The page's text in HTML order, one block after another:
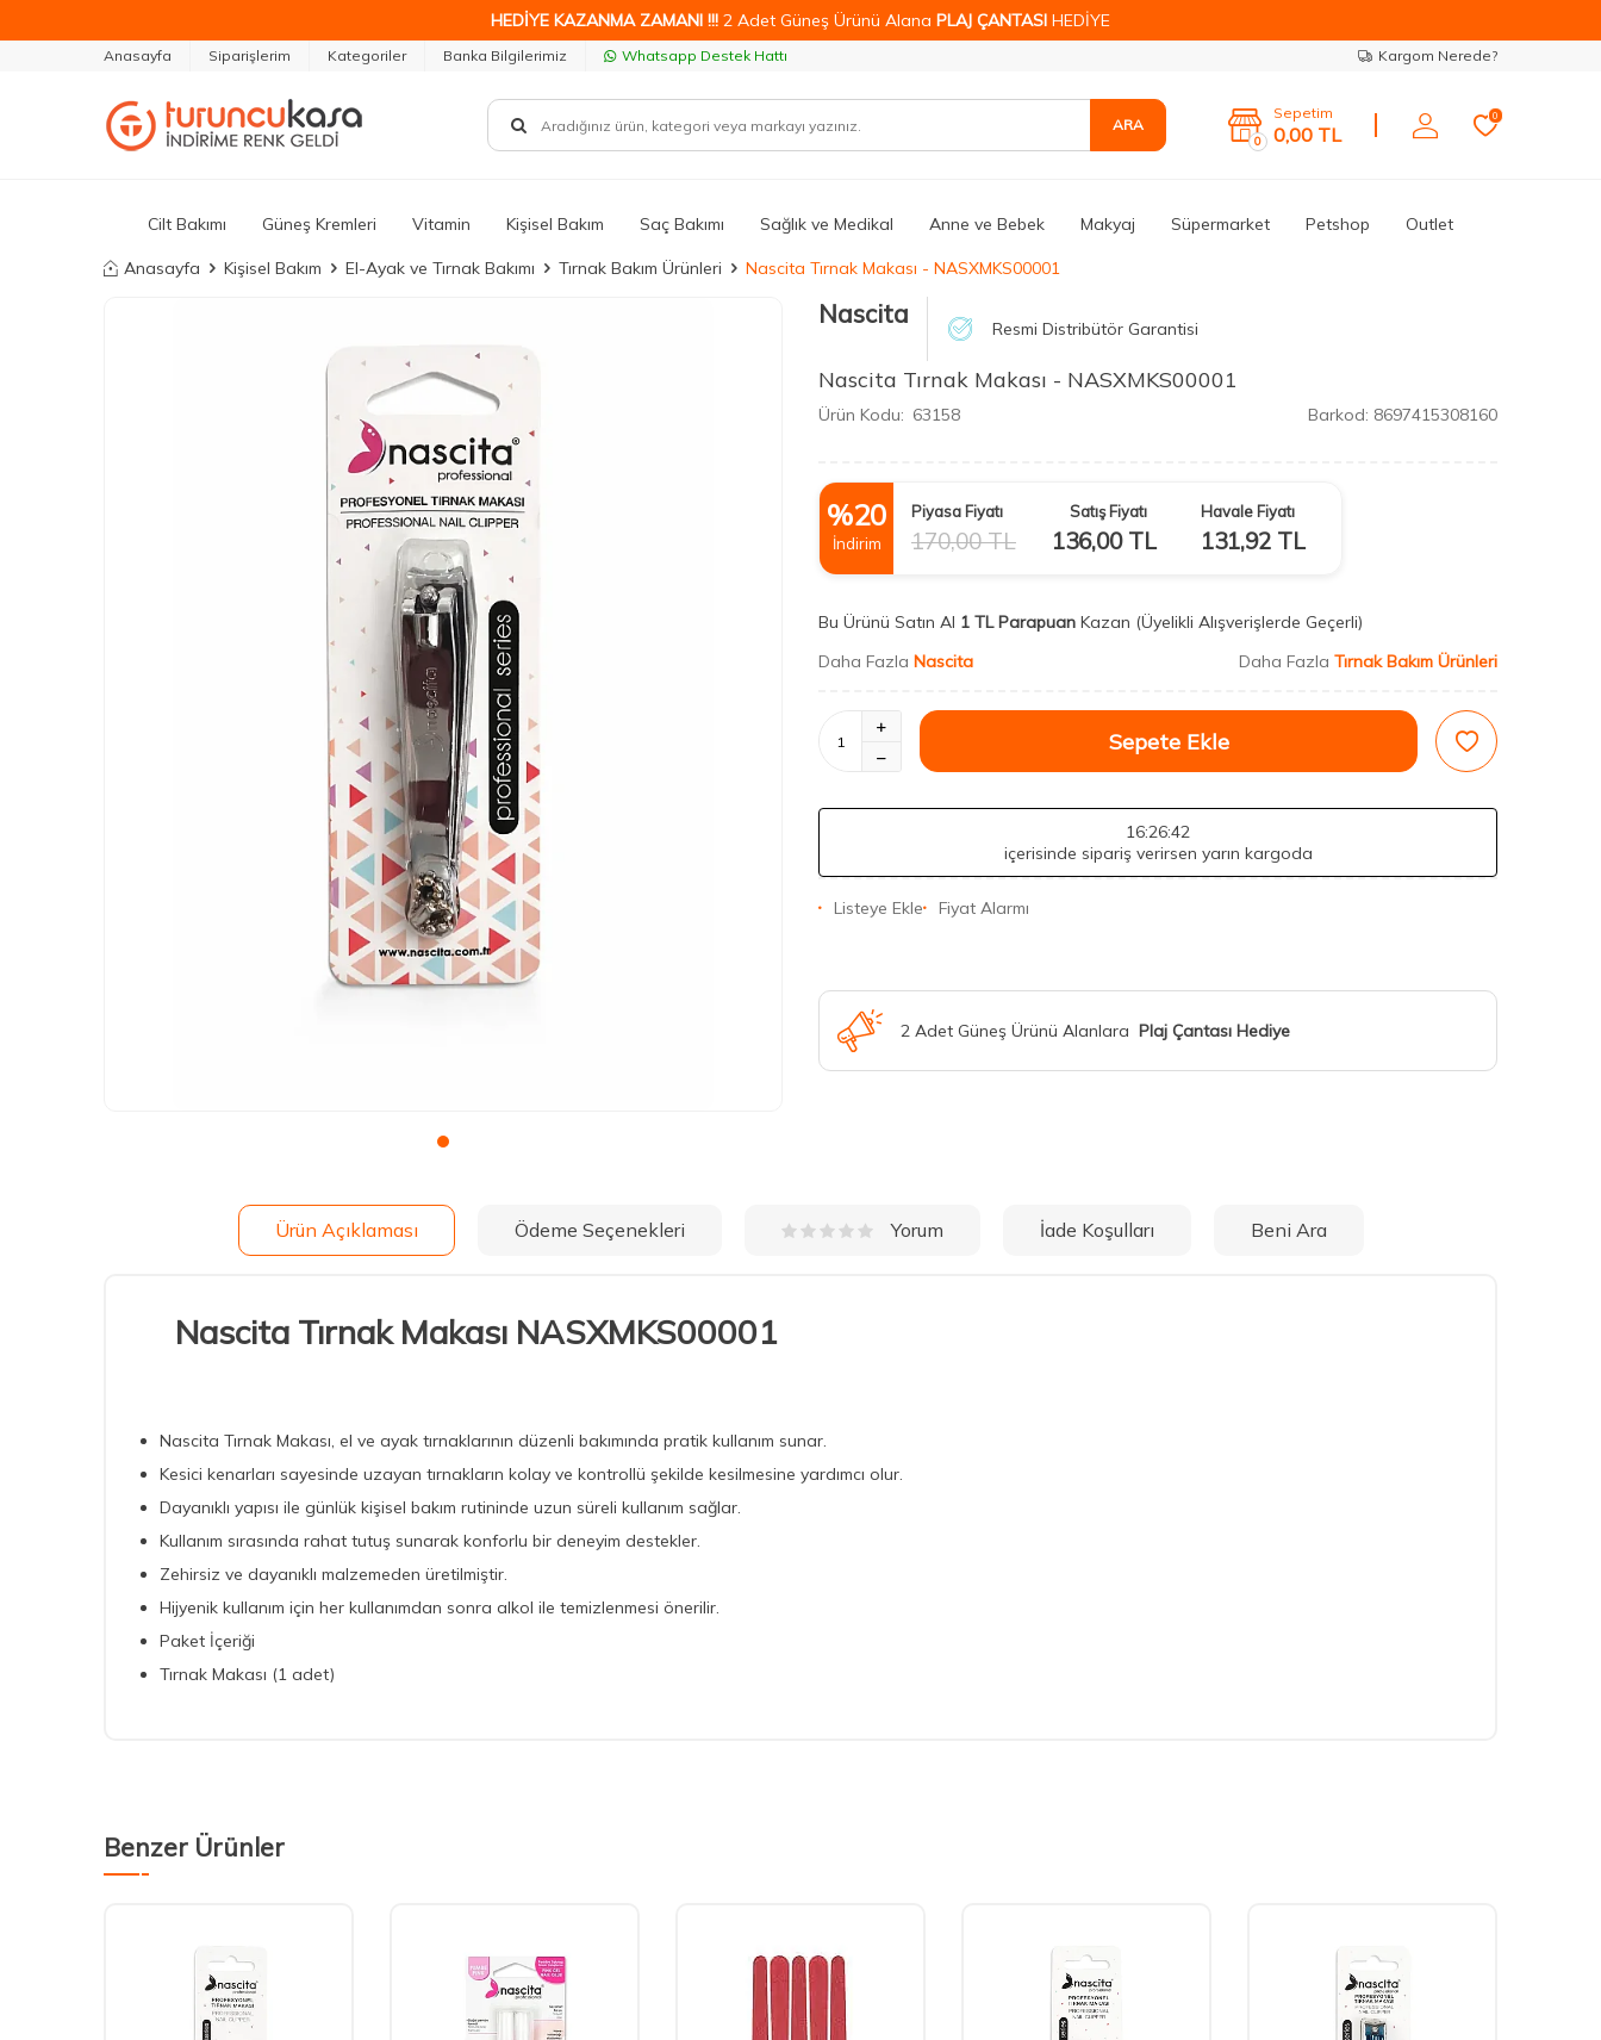
HEDİYE KAZANMA ZAMANI !!! 2 Adet Güneş Ürünü Alana PLAJ ÇANTASI HEDİYE
Anasayfa Siparişlerim Kategoriler Banka Bilgilerimiz Whatsapp Destek Hattı Kargom Nerede?
ARA
0
Sepetim
0,00 TL
0
Cilt Bakımı Güneş Kremleri Vitamin Kişisel Bakım Saç Bakımı Sağlık ve Medikal Anne ve Bebek Makyaj Süpermarket Petshop Outlet
Anasayfa Kişisel Bakım El-Ayak ve Tırnak Bakımı Tırnak Bakım Ürünleri Nascita Tırnak Makası - NASXMKS00001
Nascita Resmi Distribütör Garantisi
Nascita Tırnak Makası - NASXMKS00001
Ürün Kodu: 63158 Barkod: 8697415308160
%20
İndirim
Piyasa Fiyatı
170,00TL
Satış Fiyatı
136,00TL
Havale Fiyatı
131,92 TL
Bu Ürünü Satın Al 1 TL Parapuan Kazan (Üyelikli Alışverişlerde Geçerli)
Daha Fazla Nascita Daha Fazla Tırnak Bakım Ürünleri
Sepete Ekle
16:26:41
içerisinde sipariş verirsen yarın kargoda
Listeye Ekle Fiyat Alarmı
2 Adet Güneş Ürünü Alanlara Plaj Çantası Hediye
Ürün Açıklaması Ödeme Seçenekleri Yorum İade Koşulları Beni Ara
Nascita Tırnak Makası NASXMKS00001
Nascita Tırnak Makası, el ve ayak tırnaklarının düzenli bakımında pratik kullanım sunar.
Kesici kenarları sayesinde uzayan tırnakların kolay ve kontrollü şekilde kesilmesine yardımcı olur.
Dayanıklı yapısı ile günlük kişisel bakım rutininde uzun süreli kullanım sağlar.
Kullanım sırasında rahat tutuş sunarak konforlu bir deneyim destekler.
Zehirsiz ve dayanıklı malzemeden üretilmiştir.
Hijyenik kullanım için her kullanımdan sonra alkol ile temizlenmesi önerilir.
Paket İçeriği
Tırnak Makası (1 adet)
Benzer Ürünler